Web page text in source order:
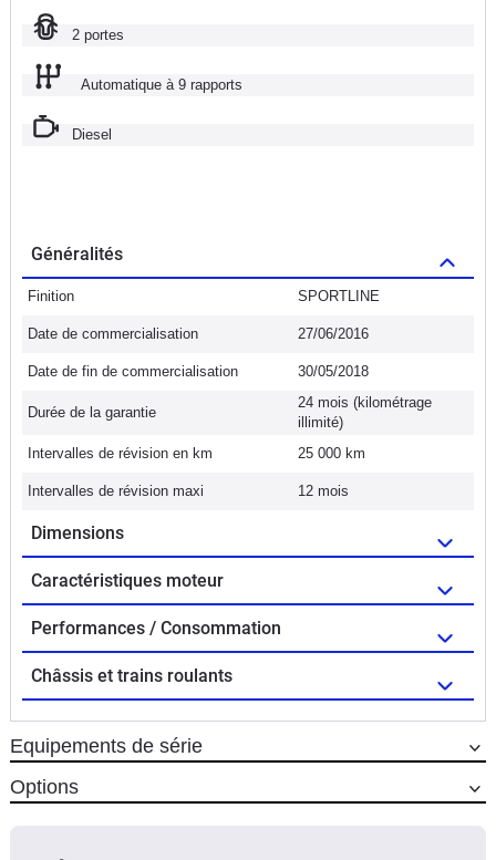
2 portes
Automatique à 9 rapports
Diesel
Généralités
Finition SPORTLINE
Date de commercialisation 27/06/2016
Date de fin de commercialisation 30/05/2018
Durée de la garantie
24 mois (kilométrage
illimité)
Intervalles de révision en km
25 000 km
Intervalles de révision maxi 12 mois
Dimensions
Caractéristiques moteur
Performances / Consommation
Châssis et trains roulants
Equipements de série
Options